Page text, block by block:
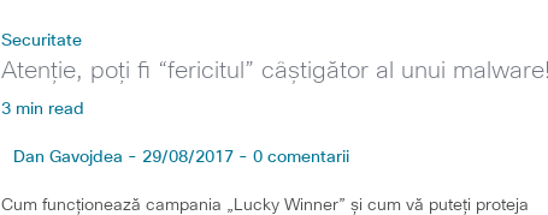
Securitate
Atenție, poți fi “fericitul” câștigător al unui
3 min read
Dan Gavojdea - 29/08/2017 - 0 comentarii
Cum funcționează campania „Lucky Winner” și cum vă puteți proteja